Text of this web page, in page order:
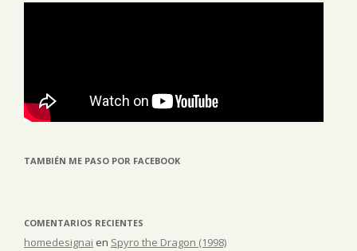
TAMBIÉN ME PASO POR FACEBOOK
COMENTARIOS RECIENTES
homedesignai en Spyro the Dragon (1998)